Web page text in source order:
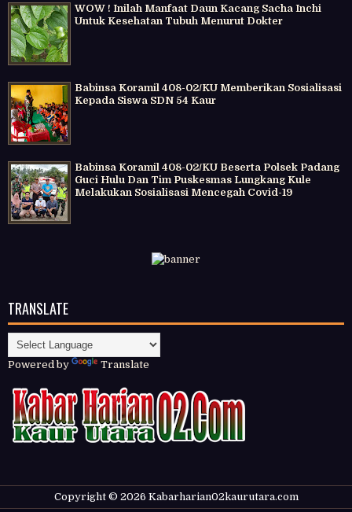
WOW ! Inilah Manfaat Daun Kacang Sacha Inchi
Untuk Kesehatan Tubuh Menurut Dokter
Babinsa Koramil 408-02/KU Memberikan Sosialisasi
Kepada Siswa SDN 54 Kaur
Babinsa Koramil 408-02/KU Beserta Polsek Padang
Guci Hulu Dan Tim Puskesmas Lungkang Kule
Melakukan Sosialisasi Mencegah Covid-19
TRANSLATE
Powered by Translate
Copyright © 2026 Kabarharian02kaurutara.com